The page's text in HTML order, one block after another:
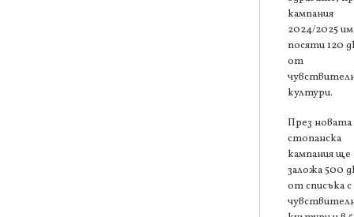
кампания
2024/2025
посяти 120
от
култури.
През новата
стопанска
кампания ще
заложа 500
от списъка с